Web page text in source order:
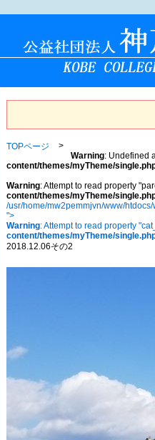
TOPページ
Warning: Undefined
content/themes/myTheme/
Warning: Attempt to read property
content/themes/myTheme/
/usr/home/mw2pemmjvn/www/
">
Warning: Attempt to read property
content/themes/myTheme/
2018.12.06その2